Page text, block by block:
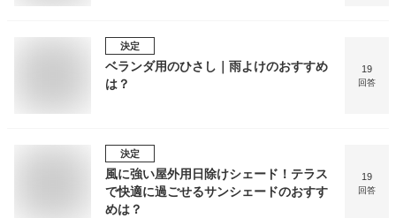
決定
ベランダ用のひさし｜雨よけのおすすめ
は？
19
回答
決定
風に強い屋外用日除けシェード！テラス
で快適に過ごせるサンシェードのおすす
めは？
19
回答